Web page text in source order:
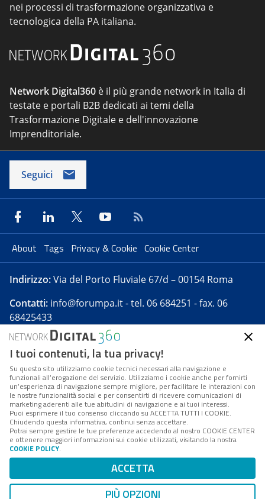
nei processi di trasformazione organizzativa e
tecnologica della PA italiana.
Network Digital360 è il più grande network in Italia di
testate e portali B2B dedicati ai temi della
Trasformazione Digitale e dell'innovazione
Imprenditoriale.
Seguici
About Tags Privacy & Cookie Cookie Center
Indirizzo:Via del Porto Fluviale 67/d – 00154 Roma
Contatti: info@forumpa.it- tel. 06 684251 - fax. 06
68425433
Forumpa.itè una pubblicazione telematica iscritta
presso Registro della stampa del Tribunale di Roma -
Reg. n. 182 del 2 maggio 2008 - Direttore resp. Michela
Stentella
FPA s.r.l. è società soggetta a Direzione e
Coordinamento da parte di Digital360 S.p.A. - FPA s.r.l.
è un'azienda certificata per il sistema di management
Codice Fiscale/Partita IVA n. 10693191008 - R.E.A. Roma
n. 1249791. ISP AWS
Mappa del sito
I tuoi contenuti, la tua privacy!
Su questo sito utilizziamo cookie tecnici necessari alla navigazione e
funzionali all’erogazione del servizio. Utilizziamo i cookie anche per fornirti
un’esperienza di navigazione sempre migliore, per facilitare le interazioni con
le nostre funzionalità social e per consentirti di ricevere comunicazioni di
marketing aderenti alle tue abitudini di navigazione e ai tuoi interessi.
Puoi esprimere il tuo consenso cliccando su ACCETTA TUTTI I COOKIE.
Chiudendo questa informativa, continui senza accettare.
Potrai sempre gestire le tue preferenze accedendo al nostro COOKIE CENTER
e ottenere maggiori informazioni sui cookie utilizzati, visitando la nostra
COOKIE POLICY.
ACCETTA
PIÙ OPZIONI